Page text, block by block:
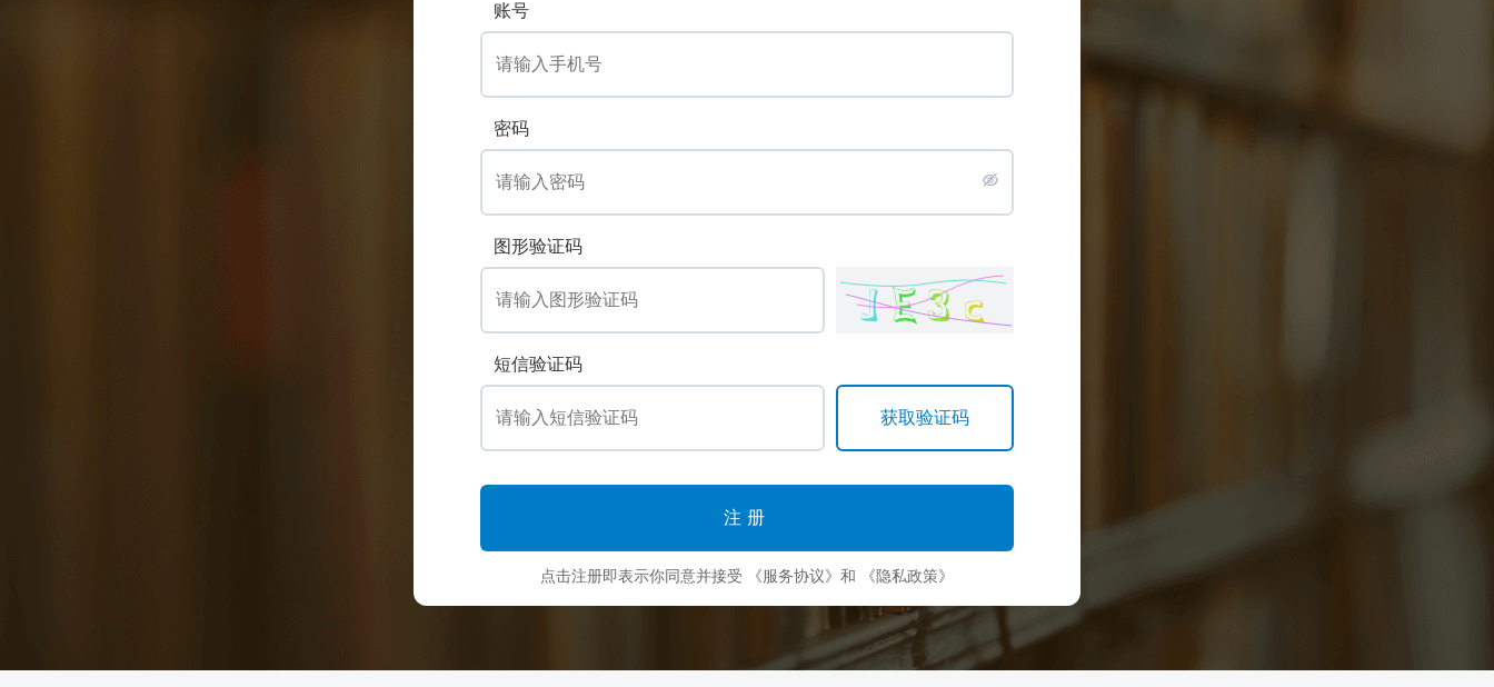
账号
密码
图形验证码
短信验证码
注册
点击注册即表示你同意并接受 《服务协议》 和 《隐私政策》